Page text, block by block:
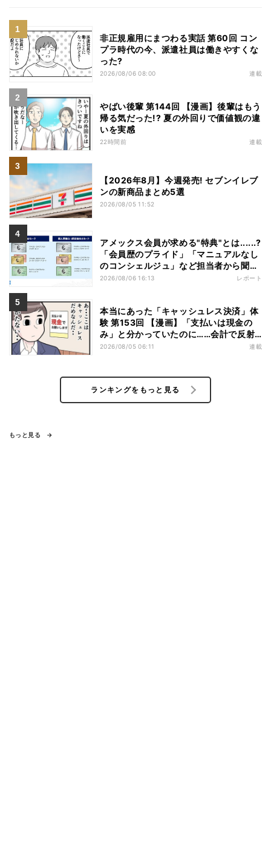
非正規雇用にまつわる実話 第60回 コン
プラ時代の今、派遣社員は働きやすくな
った?
2026/08/06 08:00 連載
やばい後輩 第144回 【漫画】後輩はもう
帰る気だった!? 夏の外回りで価値観の違
いを実感
22時間前 連載
【2026年8月】今週発売! セブンイレブ
ンの新商品まとめ5選
2026/08/05 11:52
アメックス会員が求める"特典"とは......?
「会員歴のプライド」「マニュアルなし
のコンシェルジュ」など担当者から聞い
た"裏話"も
2026/08/06 16:13 レポート
本当にあった「キャッシュレス決済」体
験 第153回 【漫画】「支払いは現金の
み」と分かっていたのに……会計で反射
的に出してしまったものは
2026/08/05 06:11 連載
ランキングをもっと見る
もっと見る